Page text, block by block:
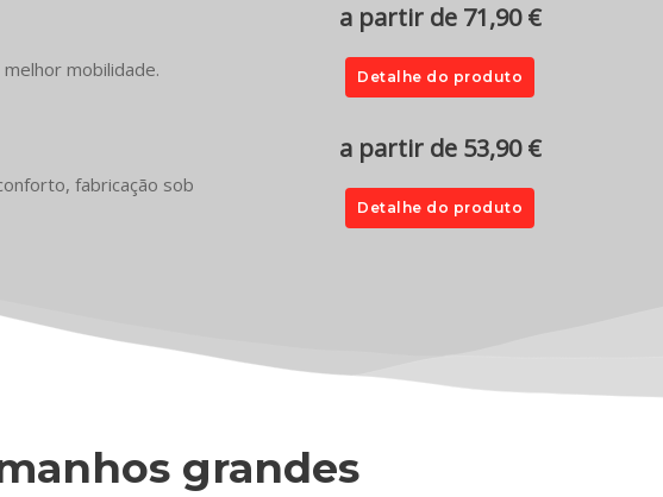
mobilidade.
a partir de 71,90 €
Detalhe do produto
fabricação sob
a partir de 53,90 €
Detalhe do produto
grandes